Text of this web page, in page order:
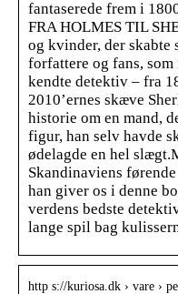
fantaserede frem i
FRA HOLMES TIL
og kvinder, der skabte
forfattere og fans,
kendte detektiv – fra
2010’ernes skæve
historie om en mand,
figur, han selv havde
ødelagde en hel
Skandinaviens
han giver os i denne
verdens bedste
lange spil bag
http s://kuriosa.dk › vare ›